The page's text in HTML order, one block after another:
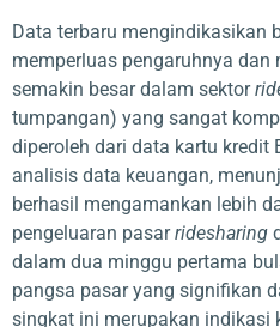
Data terbaru mengindikasikan
memperluas pengaruhnya dan
semakin besar dalam sektor
tumpangan) yang sangat
diperoleh dari data kartu kredit
analisis data keuangan,
berhasil mengamankan lebih
pengeluaran pasarridesharing
dalam dua minggu pertama
pangsa pasar yang signifikan
singkat ini merupakan indikasi